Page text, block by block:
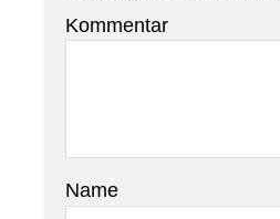
Kommentar
Name